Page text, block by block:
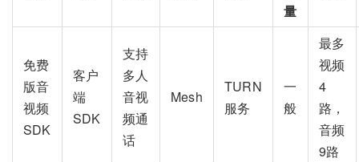
量
免费
版音
视频
SDK
客户
端
SDK
支持
多人
音视
频通
话
Mesh
TURN
服务
一
般
最多
视频
4
路，
音频
9路